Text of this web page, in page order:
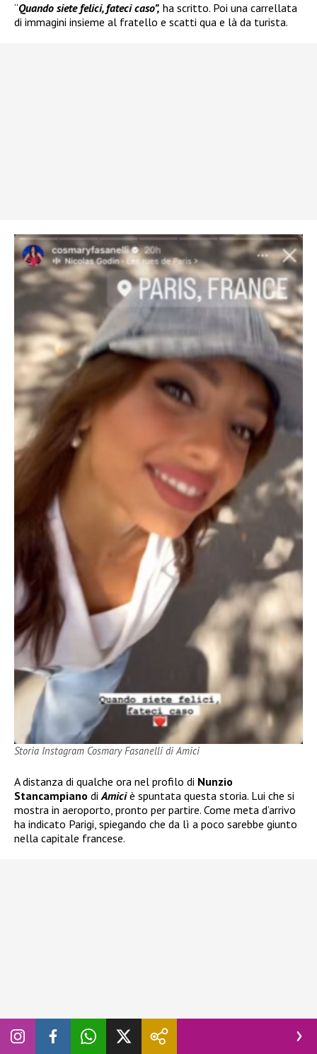
“Quando siete felici, fateci caso”, ha scritto. Poi una carrellata
di immagini insieme al fratello e scatti qua e là da turista.
Storia Instagram Cosmary Fasanelli di Amici
A distanza di qualche ora nel profilo di Nunzio
Stancampiano diAmiciè spuntata questa storia. Lui che si
mostra in aeroporto, pronto per partire. Come meta d’arrivo
ha indicato Parigi, spiegando che da lì a poco sarebbe giunto
nella capitale francese.